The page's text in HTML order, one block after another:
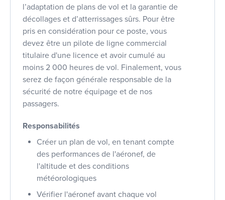
l’adaptation de plans de vol et la garantie de
décollages et d’atterrissages sûrs. Pour être
pris en considération pour ce poste, vous
devez être un pilote de ligne commercial
titulaire d'une licence et avoir cumulé au
moins 2 000 heures de vol. Finalement, vous
serez de façon générale responsable de la
sécurité de notre équipage et de nos
passagers.
Responsabilités
Créer un plan de vol, en tenant compte
des performances de l'aéronef, de
l'altitude et des conditions
météorologiques
Vérifier l'aéronef avant chaque vol